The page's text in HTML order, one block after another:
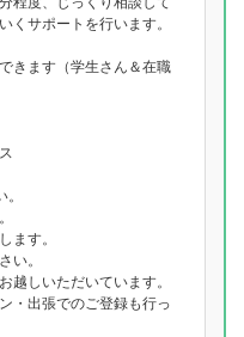
くサポートを行います。
きます（学生さん＆在職
ます。
い。
越しいただいています。
・出張でのご登録も行っ